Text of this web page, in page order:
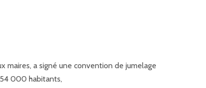
maires, a signé une convention de jumelage
54 000 habitants,